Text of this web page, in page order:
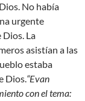
No había
urgente
La
asistían a las
estaba
Dios.“Evan
con el tema: